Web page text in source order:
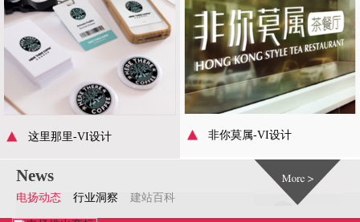
这里那里-VI设计 非你莫属-VI设计
News
电扬动态 行业洞察 建站百科